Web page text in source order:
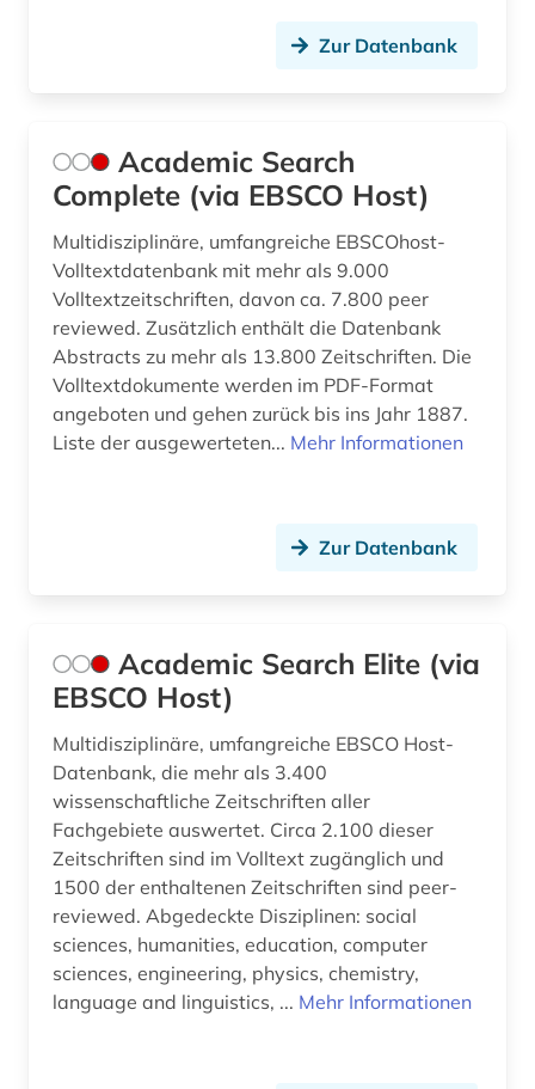
bibliothekskatalog plus (1)
bildungsinvestition (1)
bildungspolitik (1)
bildungstheorie (1)
binnengewässer (1)
biochemie (2)
bioingenieurwesen (1)
biologie (6)
biologische arbeitsstoffe (1)
biomasse (1)
bioshäre (1)
biosphärenreservat rhön (1)
biotechnologie (2)
biotopschutz (1)
Zur Datenbank
Academic Search
Complete (via EBSCO Host)
Multidisziplinäre, umfangreiche EBSCOhost-
Volltextdatenbank mit mehr als 9.000
Volltextzeitschriften, davon ca. 7.800 peer
reviewed. Zusätzlich enthält die Datenbank
Abstracts zu mehr als 13.800 Zeitschriften. Die
Volltextdokumente werden im PDF-Format
angeboten und gehen zurück bis ins Jahr 1887.
Liste der ausgewerteten... Mehr Informationen
Zur Datenbank
Academic Search Elite (via
EBSCO Host)
Multidisziplinäre, umfangreiche EBSCO Host-
Datenbank, die mehr als 3.400
wissenschaftliche Zeitschriften aller
Fachgebiete auswertet. Circa 2.100 dieser
Zeitschriften sind im Volltext zugänglich und
1500 der enthaltenen Zeitschriften sind peer-
reviewed. Abgedeckte Disziplinen: social
sciences, humanities, education, computer
sciences, engineering, physics, chemistry,
language and linguistics, ... Mehr Informationen